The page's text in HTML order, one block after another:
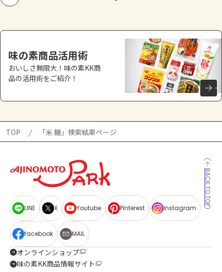
味の素商品活用術
おいしさ無限大！味の素KK商
品の活用術をご紹介！
TOP 「米 麺」検索結果ページ
BACK TO TOP
LINE X Youtube Pinterest Instagram
facebook MAIL
オンラインショップ
味の素KK商品情報サイト